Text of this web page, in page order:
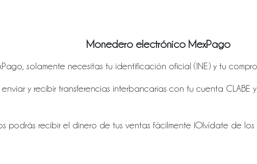
Monedero electrónico MexPago
solamente necesitas tu identificación oficial (INE) y tu
y recibir transferencias interbancarias con tu cuenta
podrás recibir el dinero de tus ventas fácilmente ¡Olvídate de